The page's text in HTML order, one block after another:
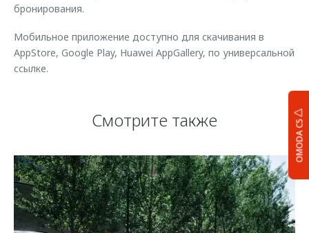
OMODA C5
бронирования.
Мобильное приложение доступно для скачивания в
AppStore, Google Play, Huawei AppGallery, по универсальной
ссылке.
Смотрите также